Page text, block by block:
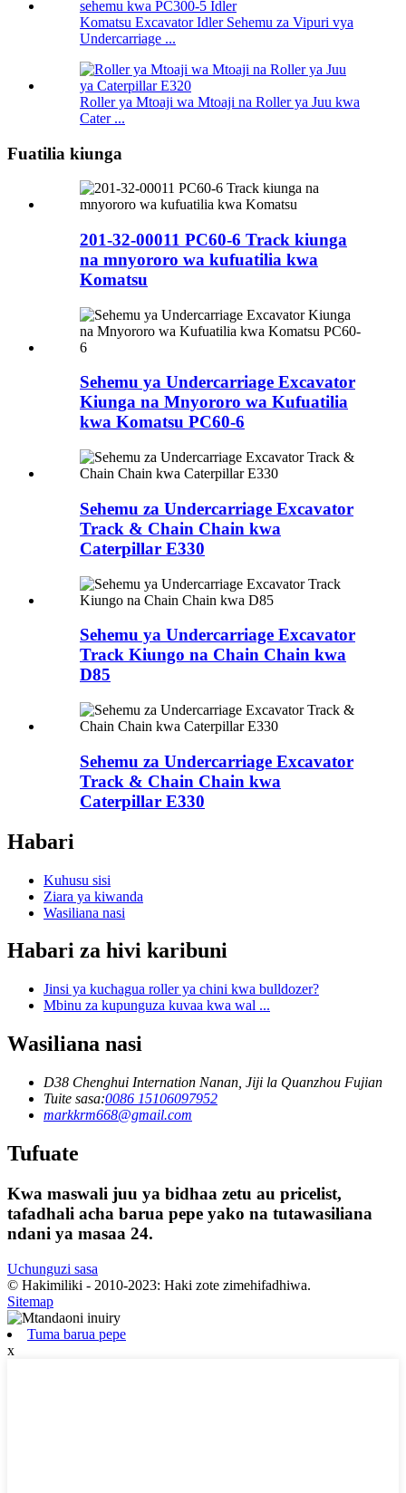
Komatsu Excavator Idler Sehemu za Vipuri vya
Undercarriage ...
Roller ya Mtoaji wa Mtoaji na Roller ya Juu kwa
Cater ...
Fuatilia kiunga
201-32-00011 PC60-6 Track kiunga
na mnyororo wa kufuatilia kwa
Komatsu
Sehemu ya Undercarriage Excavator
Kiunga na Mnyororo wa Kufuatilia
kwa Komatsu PC60-6
Sehemu za Undercarriage Excavator
Track & Chain Chain kwa
Caterpillar E330
Sehemu ya Undercarriage Excavator
Track Kiungo na Chain Chain kwa
D85
Sehemu za Undercarriage Excavator
Track & Chain Chain kwa
Caterpillar E330
Habari
Kuhusu sisi
Ziara ya kiwanda
Wasiliana nasi
Habari za hivi karibuni
Jinsi ya kuchagua roller ya chini kwa bulldozer?
Mbinu za kupunguza kuvaa kwa wal ...
Wasiliana nasi
D38 Chenghui Internation Nanan, Jiji la Quanzhou Fujian
Tuite sasa:0086 15106097952
markkrm668@gmail.com
Tufuate
Kwa maswali juu ya bidhaa zetu au pricelist,
tafadhali acha barua pepe yako na tutawasiliana
ndani ya masaa 24.
Uchunguzi sasa
© Hakimiliki - 2010-2023: Haki zote zimehifadhiwa.
Sitemap
Tuma barua pepe
x